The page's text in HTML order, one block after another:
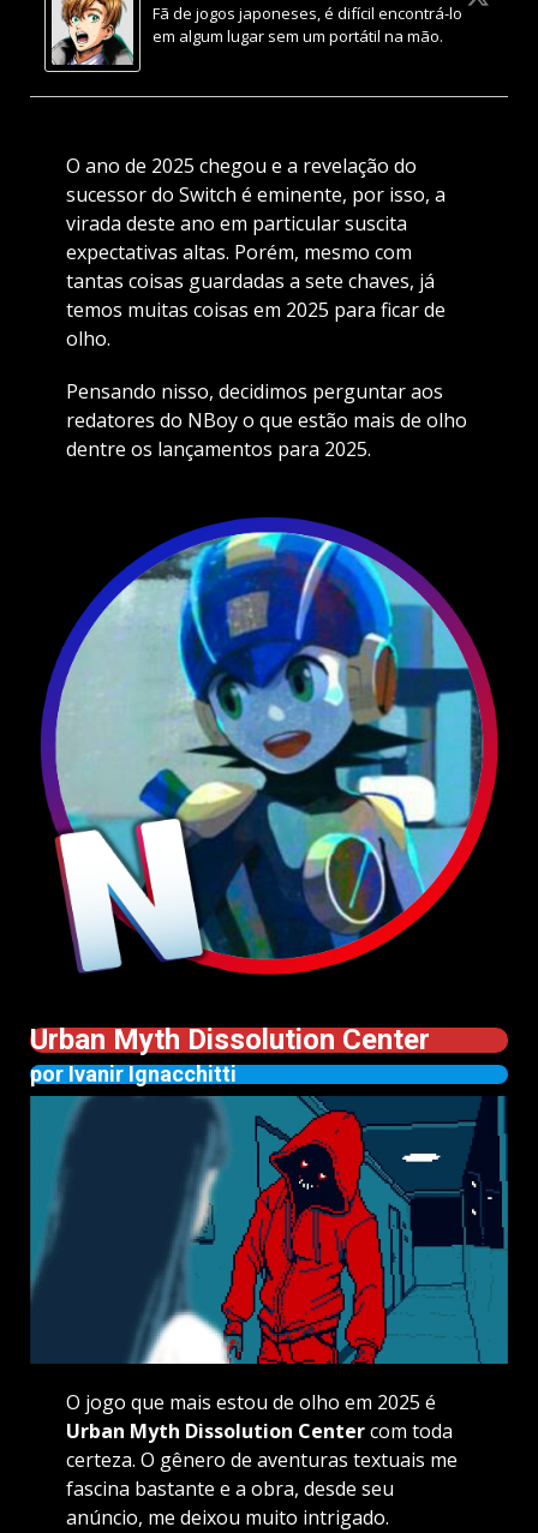
Fã de jogos japoneses, é difícil encontrá-lo
em algum lugar sem um portátil na mão.
O ano de 2025 chegou e a revelação do
sucessor do Switch é eminente, por isso, a
virada deste ano em particular suscita
expectativas altas. Porém, mesmo com
tantas coisas guardadas a sete chaves, já
temos muitas coisas em 2025 para ficar de
olho.
Pensando nisso, decidimos perguntar aos
redatores do NBoy o que estão mais de olho
dentre os lançamentos para 2025.
Urban Myth Dissolution Center
por Ivanir Ignacchitti
O jogo que mais estou de olho em 2025 é
Urban Myth Dissolution Centercom toda
certeza. O gênero de aventuras textuais me
fascina bastante e a obra, desde seu
anúncio, me deixou muito intrigado.